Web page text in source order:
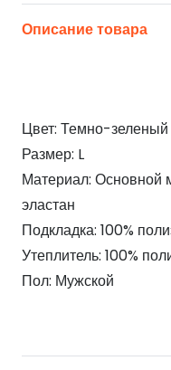
Описание товара
Цвет: Темно-зеленый
Размер: L
Материал: Основной
эластан
Подкладка: 100%
Утеплитель: 100%
Пол: Мужской